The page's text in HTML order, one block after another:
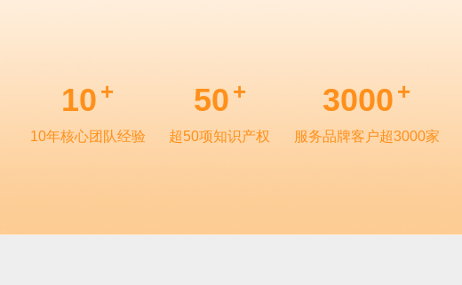
10 +
10年核心团队经验
50 +
超50项知识产权
3000 +
服务品牌客户超3000家